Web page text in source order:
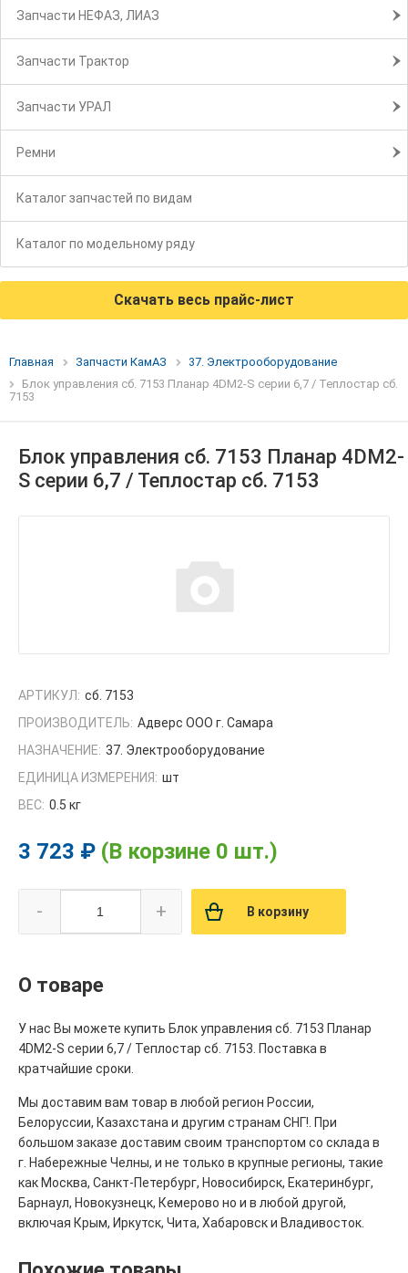
Запчасти НЕФАЗ, ЛИАЗ
Запчасти Трактор
Запчасти УРАЛ
Ремни
Каталог запчастей по видам
Каталог по модельному ряду
Скачать весь прайс-лист
Главная Запчасти КамАЗ
37. Электрооборудование
Блок управления сб. 7153 Планар 4DM2-S серии 6,7 / Теплостар сб.
7153
Блок управления сб. 7153 Планар 4DM2-
S серии 6,7 / Теплостар сб. 7153
АРТИКУЛ: сб. 7153
ПРОИЗВОДИТЕЛЬ: Адверс ООО г. Самара
НАЗНАЧЕНИЕ: 37. Электрооборудование
ЕДИНИЦА ИЗМЕРЕНИЯ: шт
ВЕС: 0.5 кг
3 723 ₽ (В корзине 0 шт.)
- + В корзину
О товаре
У нас Вы можете купить Блок управления сб. 7153 Планар
4DM2-S серии 6,7 / Теплостар сб. 7153. Поставка в
кратчайшие сроки.
Мы доставим вам товар в любой регион России,
Белоруссии, Казахстана и другим странам СНГ!. При
большом заказе доставим своим транспортом со склада в
г. Набережные Челны, и не только в крупные регионы, такие
как Москва, Санкт-Петербург, Новосибирск, Екатеринбург,
Барнаул, Новокузнецк, Кемерово но и в любой другой,
включая Крым, Иркутск, Чита, Хабаровск и Владивосток.